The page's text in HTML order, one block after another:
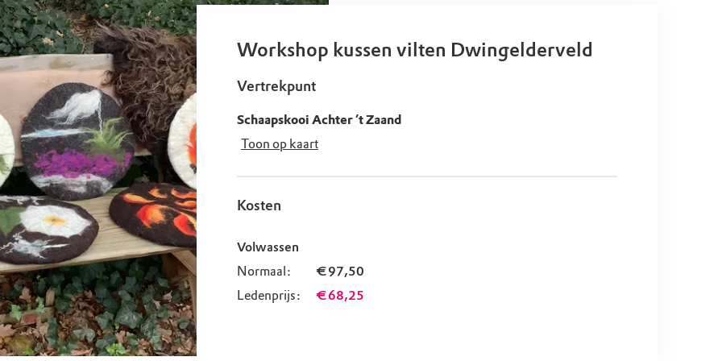
Workshop kussen vilten Dwingelderveld
Vertrekpunt
Schaapskooi Achter ’t Zaand
Toon op kaart
Kosten
Volwassen
Normaal:
€ 97,50
Ledenprijs:
€ 68,25